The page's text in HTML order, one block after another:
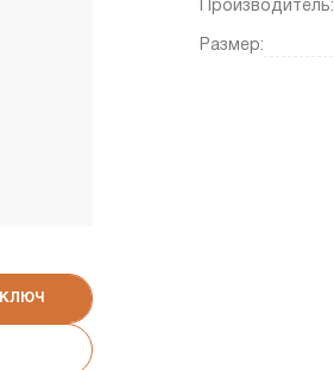
Производитель:
Размер: